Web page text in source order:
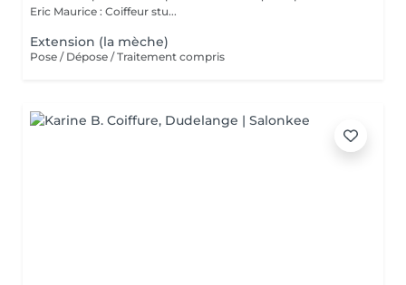
Eric Maurice : Coiffeur stu...
Extension (la mèche)
Pose / Dépose / Traitement compris